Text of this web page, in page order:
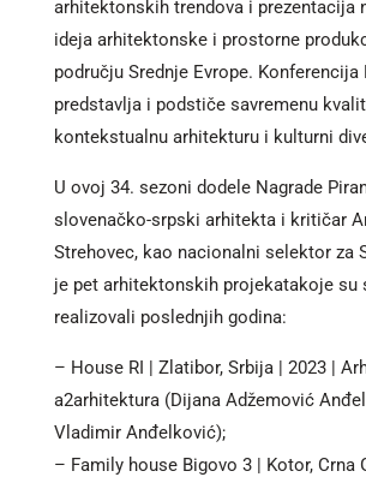
arhitektonskih trendova i prezentacija
ideja arhitektonske i prostorne
području Srednje Evrope. Konferencija
predstavlja i podstiče savremenu
kontekstualnu arhitekturu i kulturni
U ovoj 34. sezoni dodele Nagrade
slovenačko-srpski arhitekta i kritičar
Strehovec, kao nacionalni selektor za
je pet arhitektonskih projekatakoje su
realizovali poslednjih godina:
– House RI | Zlatibor, Srbija | 2023 |
a2arhitektura (Dijana Adžemović
Vladimir Anđelković);
– Family house Bigovo 3 | Kotor, Crna